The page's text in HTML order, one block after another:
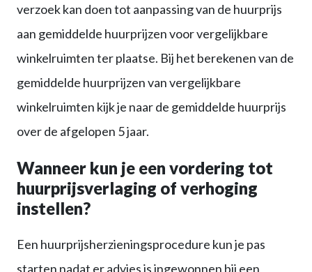
verzoek kan doen tot aanpassing van de huurprijs
aan gemiddelde huurprijzen voor vergelijkbare
winkelruimten ter plaatse. Bij het berekenen van de
gemiddelde huurprijzen van vergelijkbare
winkelruimten kijk je naar de gemiddelde huurprijs
over de afgelopen 5 jaar.
Wanneer kun je een vordering tot
huurprijsverlaging of verhoging
instellen?
Een huurprijsherzieningsprocedure kun je pas
starten nadat er advies is ingewonnen bij een